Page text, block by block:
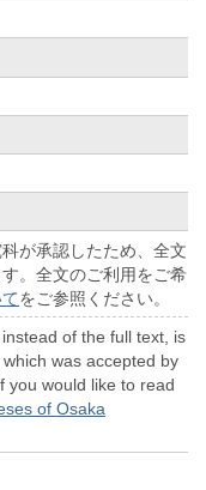
が承認したため、全文
。全文のご利用をご希
をご参照ください。
of the full text, is
was accepted by
you would like to read
of Osaka